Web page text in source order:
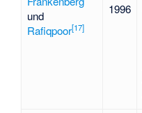
und
Rafiqpoor[17]
1996